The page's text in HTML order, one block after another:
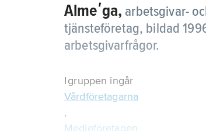
Almeʹga, arbetsgivar-
tjänsteföretag, bildad
arbetsgivarfrågor.
I gruppen ingår
Vårdföretagarna
,
Medieföretagen